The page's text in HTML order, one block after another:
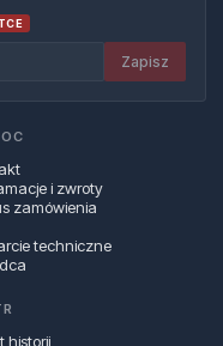
Zapisz
i zwroty
zamówienia
techniczne
historii